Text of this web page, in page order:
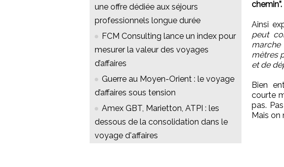
une offre dédiée aux séjours
professionnels longue durée
FCM Consulting lance un index pour
mesurer la valeur des voyages
d’affaires
Guerre au Moyen-Orient : le voyage
d’affaires sous tension
Amex GBT, Marietton, ATPI : les
dessous de la consolidation dans le
voyage d'affaires
chemin”.
Ainsi
peut
marche
mètres
et de
Bien
courte
pas.
Mais on